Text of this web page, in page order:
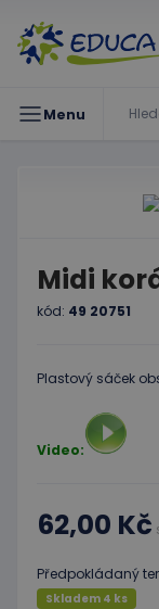
Menu
Midi
kód: 49 20751
Plastový sáček
Video:
62,00 Kč
Předpokládaný
Skladem 4 ks